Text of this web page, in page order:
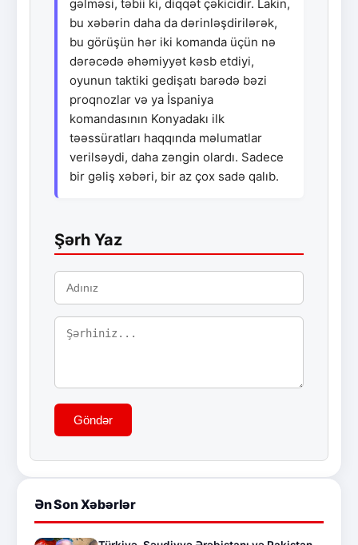
gəlməsi, təbii ki, diqqət çəkicidir. Lakin,
bu xəbərin daha da dərinləşdirilərək,
bu görüşün hər iki komanda üçün nə
dərəcədə əhəmiyyət kəsb etdiyi,
oyunun taktiki gedişatı barədə bəzi
proqnozlar və ya İspaniya
komandasının Konyadakı ilk
təəssüratları haqqında məlumatlar
verilsəydi, daha zəngin olardı. Sadece
bir gəliş xəbəri, bir az çox sadə qalıb.
Şərh Yaz
Göndər
Ən Son Xəbərlər